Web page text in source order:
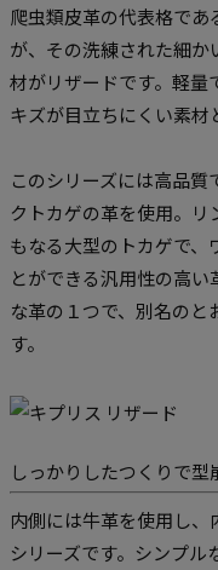
爬虫類皮革の代表格で
が、その洗練された細
材がリザードです。軽量
キズが目立ちにくい素材
このシリーズには高品
クトカゲの革を使用。
もなる大型のトカゲで、
とができる汎用性の高
な革の１つで、別名の
す。
しっかりしたつくりで型
内側には牛革を使用し
シリーズです。シンプル